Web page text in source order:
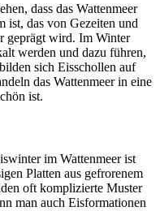
dass das Wattenmeer
ist, das von Gezeiten und
geprägt wird. Im Winter
werden und dazu führen,
sich Eisschollen auf
das Wattenmeer in eine
ist.
im Wattenmeer ist
Platten aus gefrorenem
oft komplizierte Muster
man auch Eisformationen